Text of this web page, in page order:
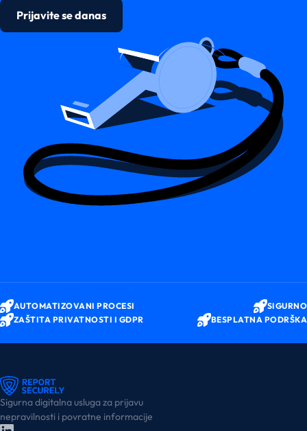
Prijavite se danas
AUTOMATIZOVANI PROCESI
SIGURNO
ZAŠTITA PRIVATNOSTI I GDPR
BESPLATNA PODRŠKA
Sigurna digitalna usluga za prijavu
nepravilnosti i povratne informacije